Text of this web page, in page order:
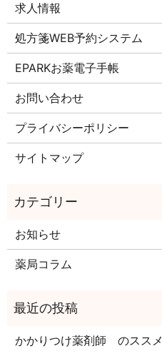
求人情報
処方箋WEB予約システム
EPARKお薬電子手帳
お問い合わせ
プライバシーポリシー
サイトマップ
お知らせ
薬局コラム
かかりつけ薬剤師 のススメ